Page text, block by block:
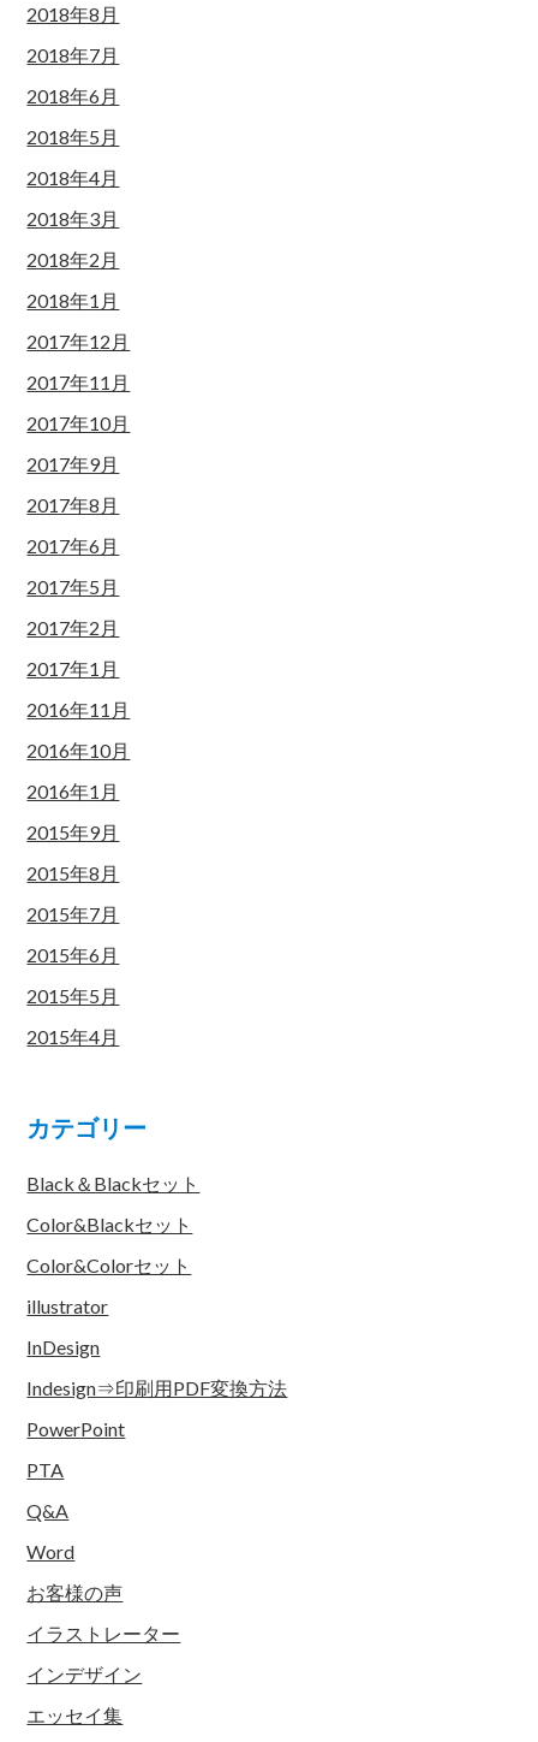
2018年8月
2018年7月
2018年6月
2018年5月
2018年4月
2018年3月
2018年2月
2018年1月
2017年12月
2017年11月
2017年10月
2017年9月
2017年8月
2017年6月
2017年5月
2017年2月
2017年1月
2016年11月
2016年10月
2016年1月
2015年9月
2015年8月
2015年7月
2015年6月
2015年5月
2015年4月
カテゴリー
Black＆Blackセット
Color&Blackセット
Color&Colorセット
illustrator
InDesign
Indesign⇒印刷用PDF変換方法
PowerPoint
PTA
Q&A
Word
お客様の声
イラストレーター
インデザイン
エッセイ集